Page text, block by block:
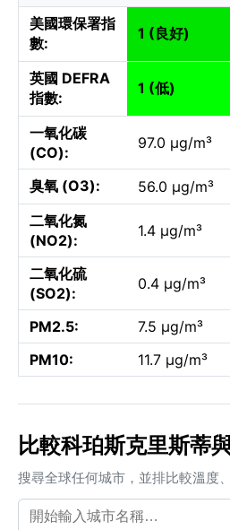
美國環保署指
數:
1 (良好)
英國 DEFRA
指數:
1 (低)
一氧化碳
(CO):
97.0 µg/m³
臭氧 (O3):
56.0 µg/m³
二氧化氮
(NO2):
1.4 µg/m³
二氧化硫
(SO2):
0.4 µg/m³
PM2.5:
7.5 µg/m³
PM10:
11.7 µg/m³
比較科珀斯克里斯蒂
搜尋全球任何城市，並排比較溫度